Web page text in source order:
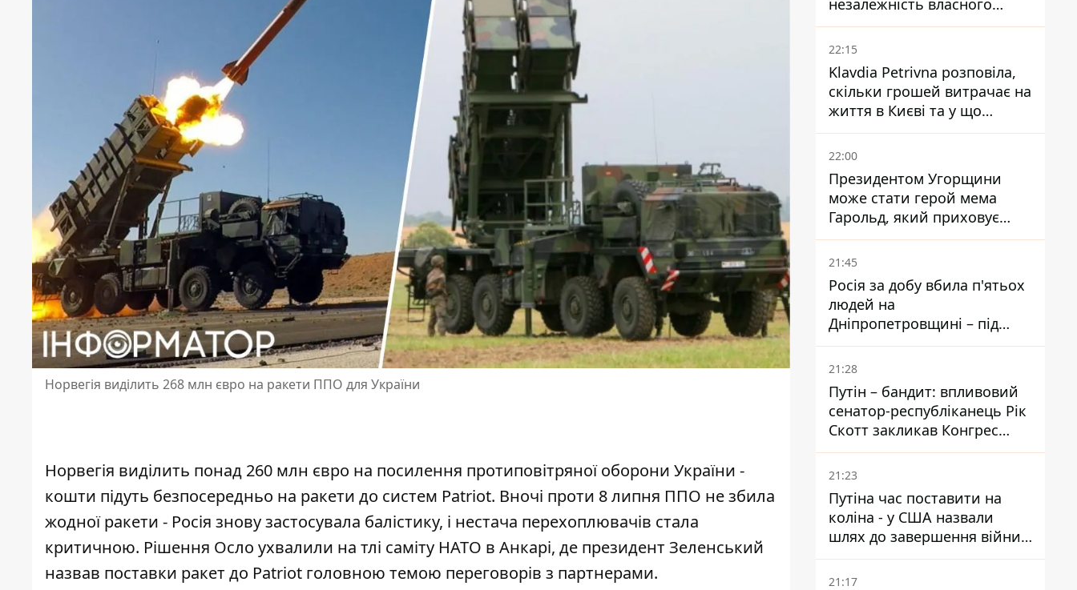
Норвегія виділить 268 млн євро на ракети ППО для України
Норвегія виділить понад 260 млн євро на посилення протиповітряної оборони України -
кошти підуть безпосередньо на ракети до систем Patriot. Вночі проти 8 липня ППО не збила
жодної ракети - Росія знову застосувала балістику, і нестача перехоплювачів стала
критичною. Рішення Осло ухвалили на тлі саміту НАТО в Анкарі, де президент Зеленський
назвав поставки ракет до Patriot головною темою переговорів з партнерами.
незалежність власного
Центробанку, змусивши
знизити базову ставку
22:15
Klavdia Petrivna розповіла,
скільки грошей витрачає на
життя в Києві та у що
вкладає мільйони
22:00
Президентом Угорщини
може стати герой мема
Гарольд, який приховує
біль – він очолив народне
голосування
21:45
Росія за добу вбила п'ятьох
людей на
Дніпропетровщині – під
ударами опинилися п'ять
районів області
21:28
Путін – бандит: впливовий
сенатор-республіканець Рік
Скотт закликав Конгрес
притягнути РФ до
відповідальності за війну в
Україні
21:23
Путіна час поставити на
коліна - у США назвали
шлях до завершення війни -
National Security Journal
21:17